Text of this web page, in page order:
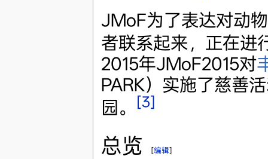
JMoF为了表达对动
者联系起来，正在进
2015年JMoF2015对
PARK）实施了慈善
园。
[3]
总览 [编辑]